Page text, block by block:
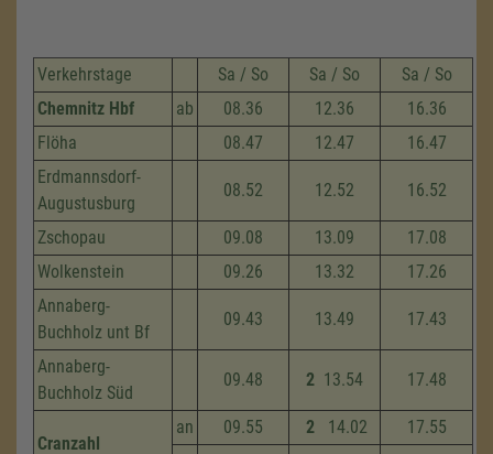
Verkehrstage Sa / So Sa / So
Sa / So
Chemnitz Hbf
ab 08.36 12.36
16.36
Flöha
08.47 12.47
16.47
Erdmannsdorf-
Augustusburg
08.52 12.52 16.52
Zschopau 09.08 13.09
17.08
Wolkenstein
09.26 13.32
17.26
Annaberg-
Buchholz unt Bf
09.43 13.49 17.43
Annaberg-
Buchholz Süd
09.48 2 13.54 17.48
Cranzahl
an 09.55 2 14.02
17.55